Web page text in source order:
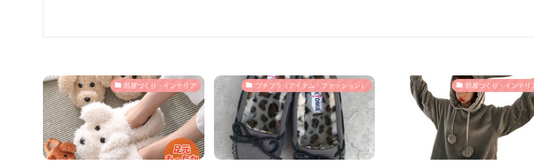
部屋づくり・インテリア プチプラ（アイテム・ファッション） 部屋づくり・インテリ